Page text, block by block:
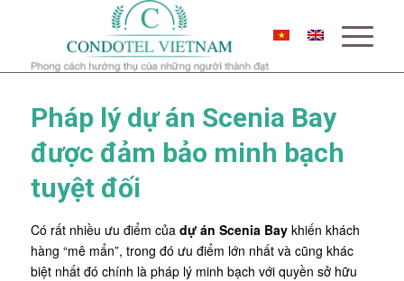
Pháp lý dự án Scenia Bay
được đảm bảo minh bạch
tuyệt đối
Có rất nhiều ưu điểm của dự án Scenia Baykhiến khách
hàng “mê mẩn”, trong đó ưu điểm lớn nhất và cũng khác
biệt nhất đó chính là pháp lý minh bạch với quyền sở hữu